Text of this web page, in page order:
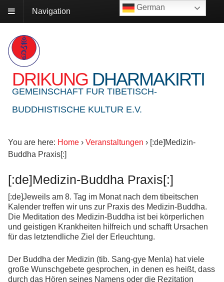
Navigation
DRIKUNG DHARMAKIRTI
GEMEINSCHAFT FUR TIBETISCH-
BUDDHISTISCHE KULTUR E.V.
You are here: Home › Veranstaltungen › [:de]Medizin-
Buddha Praxis[:]
[:de]Medizin-Buddha Praxis[:]
[:de]Jeweils am 8. Tag im Monat nach dem tibeitschen
Kalender treffen wir uns zur Praxis des Medizin-Buddha.
Die Meditation des Medizin-Buddha ist bei körperlichen
und geistigen Krankheiten hilfreich und schafft Ursachen
für das letztendliche Ziel der Erleuchtung.
Der Buddha der Medizin (tib. Sang-gye Menla) hat viele
große Wunschgebete gesprochen, in denen es heißt, dass
durch das Hören seines Namens oder die Rezitation
German